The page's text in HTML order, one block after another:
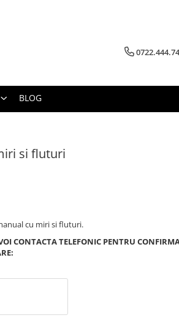
BLOG
si fluturi
cu miri si fluturi.
CONTACTA TELEFONIC PENTRU